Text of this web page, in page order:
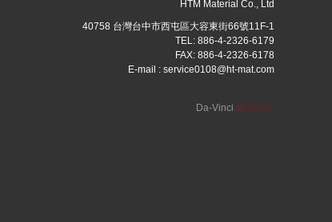
HTM Material Co., Ltd
40758 台灣台中市西屯區大容東街66號11F-1
TEL: 886-4-2326-6179
FAX: 886-4-2326-6178
E-mail : service0108@ht-mat.com
Da-Vinci 網頁設計